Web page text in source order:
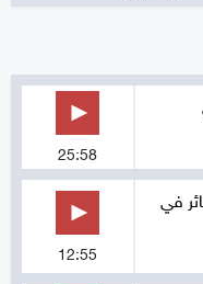
25:58
في
12:55